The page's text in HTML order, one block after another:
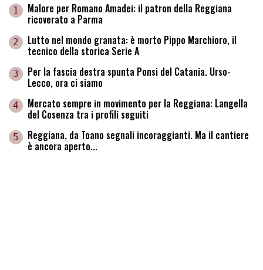
1 Malore per Romano Amadei: il patron della Reggiana
ricoverato a Parma
2 Lutto nel mondo granata: è morto Pippo Marchioro, il
tecnico della storica Serie A
3 Per la fascia destra spunta Ponsi del Catania. Urso-
Lecco, ora ci siamo
4 Mercato sempre in movimento per la Reggiana: Langella
del Cosenza tra i profili seguiti
5 Reggiana, da Toano segnali incoraggianti. Ma il cantiere
è ancora aperto...